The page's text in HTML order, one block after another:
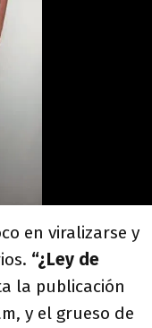
en viralizarse y
“¿Ley de
la publicación
y el grueso de